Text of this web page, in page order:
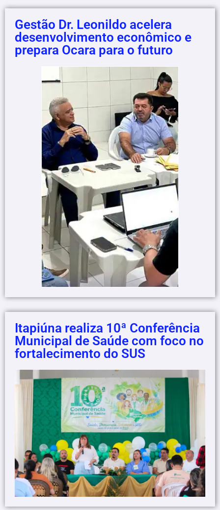
Gestão Dr. Leonildo acelera
desenvolvimento econômico e
prepara Ocara para o futuro
Itapiúna realiza 10ª Conferência
Municipal de Saúde com foco no
fortalecimento do SUS